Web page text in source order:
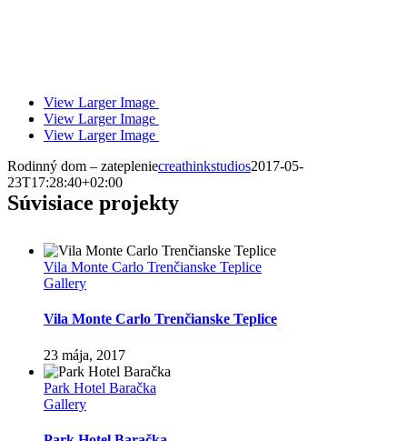
View Larger Image
View Larger Image
View Larger Image
Rodinný dom – zatepleniecreathinkstudios2017-05-
23T17:28:40+02:00
Súvisiace projekty
Vila Monte Carlo Trenčianske Teplice
Gallery
Vila Monte Carlo Trenčianske Teplice
23 mája, 2017
Park Hotel Baračka
Gallery